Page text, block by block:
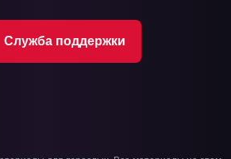
Служба поддержки